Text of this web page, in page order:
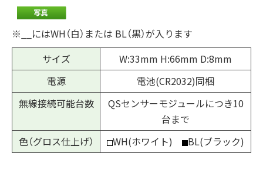
※__にはWH（白）または BL（黒）が入ります
サイズ
W:33mm H:66mm D:8mm
電源
電池(CR2032)同梱
無線接続可能台数
QSセンサーモジュールにつき10
台まで
色（グロス仕上げ）
WH(ホワイト) BL(ブラック)